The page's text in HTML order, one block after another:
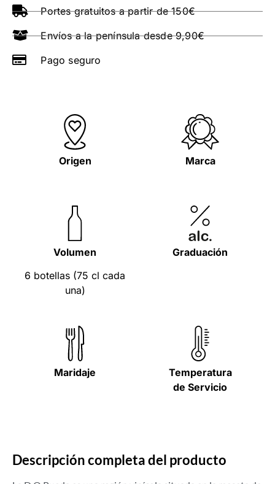
Portes gratuitos a partir de 150€
Envíos a la península desde 9,90€
Pago seguro
Origen Marca
Volumen
6 botellas (75 cl cada
una)
Graduación
Maridaje
Temperatura
de Servicio
Descripción completa del producto